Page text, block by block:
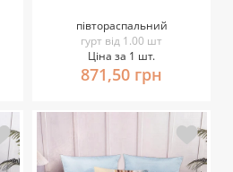
півтораспальний
гурт від 1.00 шт
Ціна за 1 шт.
871,50 грн